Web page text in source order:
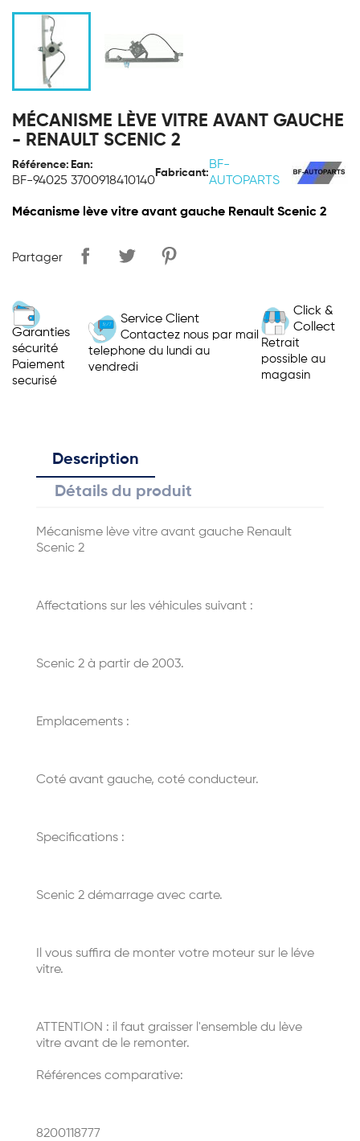
MÉCANISME LÈVE VITRE AVANT GAUCHE
- RENAULT SCENIC 2
Référence:
BF-94025
Ean:
3700918410140
Fabricant:
BF-
AUTOPARTS
Mécanisme lève vitre avant gauche Renault Scenic 2
Partager
Garanties
sécurité
Paiement
securisé
Service Client
Contactez nous par mail
telephone du lundi au
vendredi
Click &
Collect
Retrait
possible au
magasin
Description
Détails du produit
Mécanisme lève vitre avant gauche Renault
Scenic 2
Affectations sur les véhicules suivant :
Scenic 2 à partir de 2003.
Emplacements :
Coté avant gauche, coté conducteur.
Specifications :
Scenic 2 démarrage avec carte.
Il vous suffira de monter votre moteur sur le léve
vitre.
ATTENTION : il faut graisser l'ensemble du lève
vitre avant de le remonter.
Références comparative:
8200118777